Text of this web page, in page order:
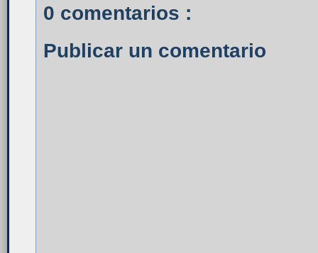
0 comentarios :
Publicar un comentario